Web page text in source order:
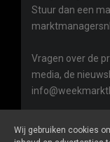
Stuur dan een
Vragen over de
media, de
Wij gebruiken cookies